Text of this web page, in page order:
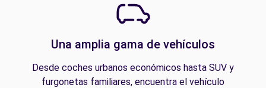
Una amplia gama de vehículos
Desde coches urbanos económicos hasta SUV y
furgonetas familiares, encuentra el vehículo